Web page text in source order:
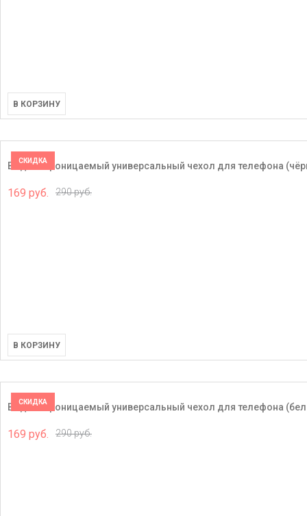
В КОРЗИНУ
СКИДКА
Водонепроницаемый универсальный чехол для телефона
169 руб. 290 руб.
В КОРЗИНУ
СКИДКА
Водонепроницаемый универсальный чехол для телефона
169 руб. 290 руб.